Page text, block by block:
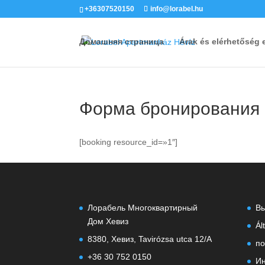
+36307520150 info@lorabel.hu
Домашняя страница Árak és elérhetőség
Форма бронирования
[booking resource_id=»1″]
Лорабель Многоквартирный
Дом Хевиз
8380, Хевиз, Tavirózsa utca 12/A
+36 30 752 0150